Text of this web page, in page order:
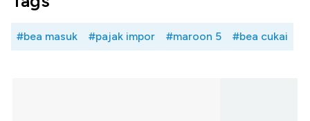
#bea masuk #pajak impor #maroon 5 #bea cukai